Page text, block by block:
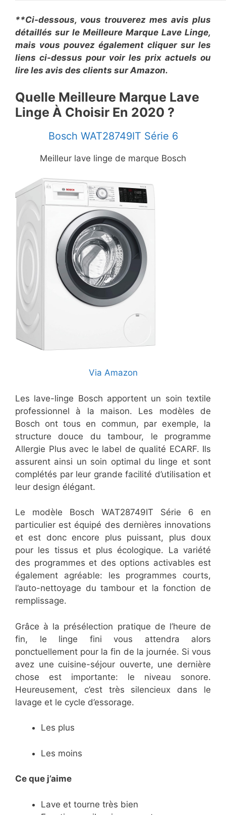
**Ci-dessous, vous trouverez mes avis plus
détaillés sur le Meilleure Marque Lave Linge,
mais vous pouvez également cliquer sur les
liens ci-dessus pour voir les prix actuels ou
lire les avis des clients sur Amazon.
Quelle Meilleure Marque Lave
Linge À Choisir En 2020 ?
Bosch WAT28749IT Série 6
Meilleur lave linge de marque Bosch
Via Amazon
Les lave-linge Bosch apportent un soin textile
professionnel à la maison. Les modèles de
Bosch ont tous en commun, par exemple, la
structure douce du tambour, le programme
Allergie Plus avec le label de qualité ECARF. Ils
assurent ainsi un soin optimal du linge et sont
complétés par leur grande facilité d’utilisation et
leur design élégant.
Le modèle Bosch WAT28749IT Série 6 en
particulier est équipé des dernières innovations
et est donc encore plus puissant, plus doux
pour les tissus et plus écologique. La variété
des programmes et des options activables est
également agréable: les programmes courts,
l’auto-nettoyage du tambour et la fonction de
remplissage.
Grâce à la présélection pratique de l’heure de
fin, le linge fini vous attendra alors
ponctuellement pour la fin de la journée. Si vous
avez une cuisine-séjour ouverte, une dernière
chose est importante: le niveau sonore.
Heureusement, c’est très silencieux dans le
lavage et le cycle d’essorage.
Les plus
Les moins
Ce que j’aime
Lave et tourne très bien